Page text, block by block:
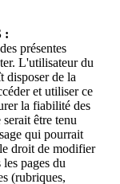
:
présentes
L'utilisateur du
disposer de la
et utiliser ce
la fiabilité des
être tenu
qui pourrait
droit de modifier
pages du
(rubriques,